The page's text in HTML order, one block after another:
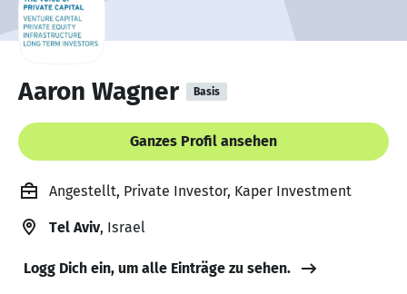
Aaron Wagner Basis
Ganzes Profil ansehen
Angestellt, Private Investor, Kaper Investment
Tel Aviv, Israel
Logg Dich ein, um alle Einträge zu sehen.